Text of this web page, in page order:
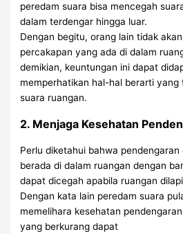
peredam suara bisa mencegah
dalam terdengar hingga luar.
Dengan begitu, orang lain tidak
percakapan yang ada di dalam
demikian, keuntungan ini dapat
memperhatikan hal-hal berarti yang
suara ruangan.
2. Menjaga Kesehatan
Perlu diketahui bahwa
berada di dalam ruangan dengan
dapat dicegah apabila ruangan
Dengan kata lain peredam suara
memelihara kesehatan
yang berkurang dapat